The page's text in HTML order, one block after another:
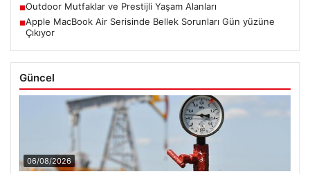
■Outdoor Mutfaklar ve Prestijli Yaşam Alanları
■Apple MacBook Air Serisinde Bellek Sorunları Gün yüzüne
Çıkıyor
Güncel
06/08/2026